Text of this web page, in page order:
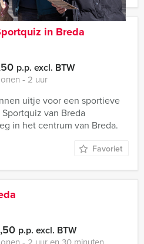
in Breda
p.p. excl. BTW
‐ 2 uur
uitje voor een sportieve
van Breda
in het centrum van Breda.
Favoriet
p.p. excl. BTW